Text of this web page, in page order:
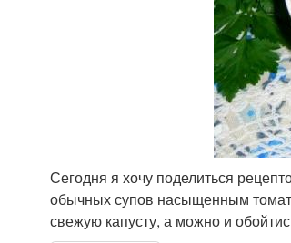
Сегодня я хочу поделиться
обычных супов насыщенным
свежую капусту, а можно и